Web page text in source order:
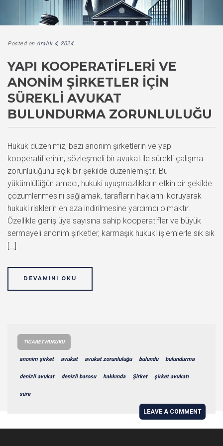
Posted on Aralık 4, 2024
YAPI KOOPERATIFLERI VE
ANONIM ŞIRKETLER IÇIN
SÜREKLI AVUKAT
BULUNDURMA ZORUNLULUĞU
Hukuk düzenimiz, bazı anonim şirketlerin ve yapı
kooperatiflerinin, sözleşmeli bir avukat ile sürekli çalışma
zorunluluğunu açık bir şekilde düzenlemiştir. Bu
yükümlülüğün amacı, hukuki uyuşmazlıkların etkin bir şekilde
çözümlenmesini sağlamak, tarafların haklarını koruyarak
hukuki risklerin en aza indirilmesine yardımcı olmaktır.
Özellikle geniş üye sayısına sahip kooperatifler ve büyük
sermayeli anonim şirketler, karmaşık hukuki işlemlerle sık sık
[…]
DEVAMINI OKU
TICARET HUKUKU
anonim şirket avukat avukat zorunluluğu bulundu bulundurma
denizli avukat denizli barosu hakkında Şirket şirket avukatı
süre
LEAVE A COMMENT